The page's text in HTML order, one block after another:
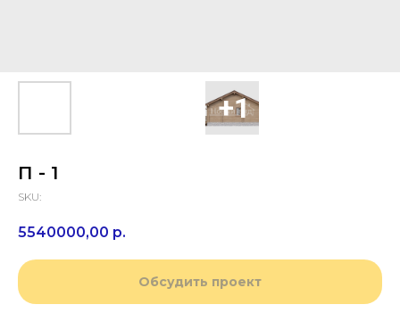
П - 1
SKU:
5540000,00 р.
Обсудить проект